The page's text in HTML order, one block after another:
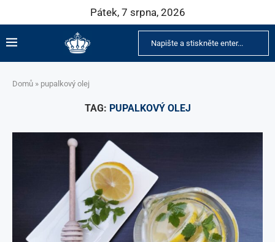
Pátek, 7 srpna, 2026
Domů » pupalkový olej
TAG: PUPALKOVÝ OLEJ